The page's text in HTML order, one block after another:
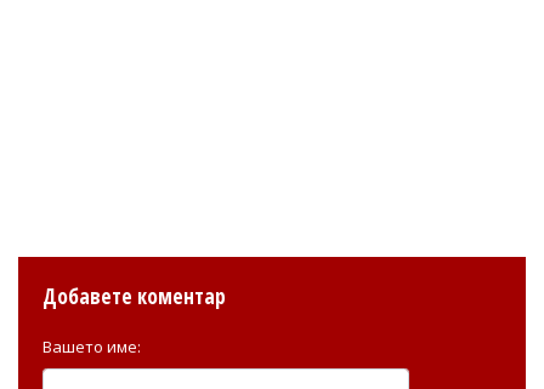
Добавете коментар
Вашето име: